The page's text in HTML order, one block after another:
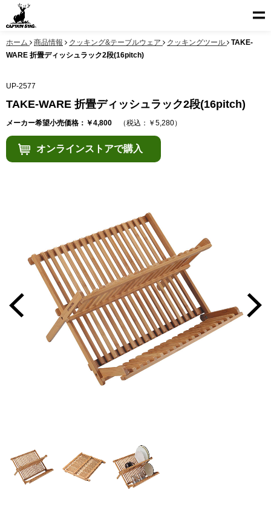
ホーム 商品情報 クッキング&テーブルウェア クッキングツール
TAKE-
WARE 折畳ディッシュラック2段(16pitch)
UP-2577
TAKE-WARE 折畳ディッシュラック2段(16pitch)
メーカー希望小売価格：￥4,800 （税込：￥5,280）
オンラインストアで購入